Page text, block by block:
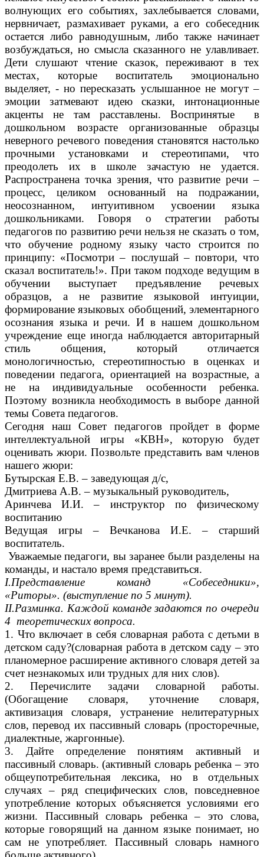
волнующих его событиях, захлебывается словами,
нервничает, размахивает руками, а его собеседник
остается либо равнодушным, либо также начинает
возбуждаться, но смысла сказанного не улавливает.
Дети слушают чтение сказок, переживают в тех
местах, которые воспитатель эмоционально
выделяет, - но пересказать услышанное не могут –
эмоции затмевают идею сказки, интонационные
акценты не там расставлены. Воспринятые в
дошкольном возрасте организованные образцы
неверного речевого поведения становятся настолько
прочными установками и стереотипами, что
преодолеть их в школе зачастую не удается.
Распространена точка зрения, что развитие речи –
процесс, целиком основанный на подражании,
неосознанном, интуитивном усвоении языка
дошкольниками. Говоря о стратегии работы
педагогов по развитию речи нельзя не сказать о том,
что обучение родному языку часто строится по
принципу: «Посмотри – послушай – повтори, что
сказал воспитатель!». При таком подходе ведущим в
обучении выступает предъявление речевых
образцов, а не развитие языковой интуиции,
формирование языковых обобщений, элементарного
осознания языка и речи. И в нашем дошкольном
учреждение еще иногда наблюдается авторитарный
стиль общения, который отличается
монологичностью, стереотипностью в оценках и
поведении педагога, ориентацией на возрастные, а
не на индивидуальные особенности ребенка.
Поэтому возникла необходимость в выборе данной
темы Совета педагогов.
Сегодня наш Совет педагогов пройдет в форме
интеллектуальной игры «КВН», которую будет
оценивать жюри. Позвольте представить вам членов
нашего жюри:
Бутырская Е.В. – заведующая д/с,
Дмитриева А.В. – музыкальный руководитель,
Аринчева И.И. – инструктор по физическому
воспитанию
Ведущая игры – Вечканова И.Е. – старший
воспитатель.
Уважаемые педагоги, вы заранее были разделены на
команды, и настало время представиться.
I.Представление команд «Собеседники»,
«Риторы». (выступление по 5 минут).
II.Разминка. Каждой команде задаются по очереди
4 теоретических вопроса.
1. Что включает в себя словарная работа с детьми в
детском саду?(словарная работа в детском саду – это
планомерное расширение активного словаря детей за
счет незнакомых или трудных для них слов).
2. Перечислите задачи словарной работы.
(Обогащение словаря, уточнение словаря,
активизация словаря, устранение нелитературных
слов, перевод их пассивный словарь (просторечные,
диалектные, жаргонные).
3. Дайте определение понятиям активный и
пассивный словарь. (активный словарь ребенка – это
общеупотребительная лексика, но в отдельных
случаях – ряд специфических слов, повседневное
употребление которых объясняется условиями его
жизни. Пассивный словарь ребенка – это слова,
которые говорящий на данном языке понимает, но
сам не употребляет. Пассивный словарь намного